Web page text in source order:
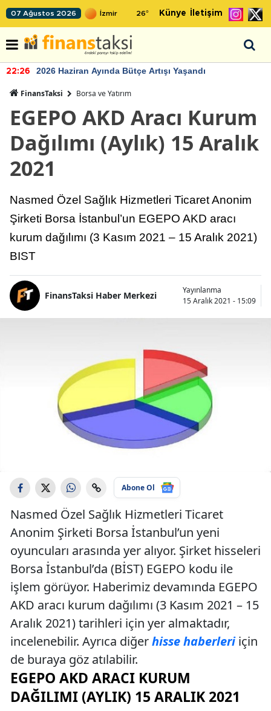
07 Ağustos 2026 26° Künye İletişim
22:26 2026 Haziran Ayında Bütçe Artışı Yaşandı
FinansTaksi Borsa ve Yatırım
EGEPO AKD Aracı Kurum
Dağılımı (Aylık) 15 Aralık
2021
Nasmed Özel Sağlık Hizmetleri Ticaret Anonim
Şirketi Borsa İstanbul’un EGEPO AKD aracı
kurum dağılımı (3 Kasım 2021 – 15 Aralık 2021)
BIST
FinansTaksi Haber Merkezi
Yayınlanma
15 Aralık 2021 - 15:09
Abone Ol
Nasmed Özel Sağlık Hizmetleri Ticaret
Anonim Şirketi Borsa İstanbul’un yeni
oyuncuları arasında yer alıyor. Şirket hisseleri
Borsa İstanbul’da (BİST) EGEPO kodu ile
işlem görüyor. Haberimiz devamında EGEPO
AKD aracı kurum dağılımı (3 Kasım 2021 – 15
Aralık 2021) tarihleri için yer almaktadır,
incelenebilir. Ayrıca diğerhisse haberleriiçin
de buraya göz atılabilir.
EGEPO AKD ARACI KURUM
DAĞILIMI (AYLIK) 15 ARALIK 2021